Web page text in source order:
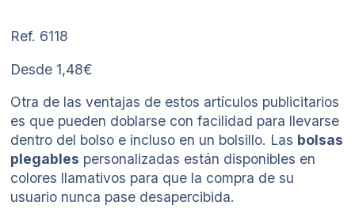
Ref. 6118
Desde 1,48€
Otra de las ventajas de estos artículos publicitarios
es que pueden doblarse con facilidad para llevarse
dentro del bolso e incluso en un bolsillo. Las bolsas
plegables personalizadas están disponibles en
colores llamativos para que la compra de su
usuario nunca pase desapercibida.